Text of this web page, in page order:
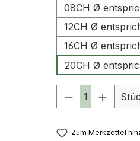
08CH Ø
12CH Ø
16CH Ø
20CH Ø
Produkt
Zum Merkzettel